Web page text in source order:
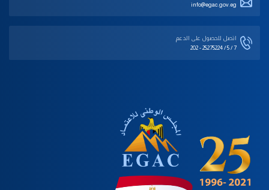
info@egac.gov.eg
اتصل للحصول على الدعم‎
202 - 25275224 / 5 / 7